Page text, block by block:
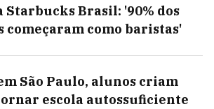
Starbucks Brasil: '90% dos
começaram como baristas'
São Paulo, alunos criam
escola autossuficiente